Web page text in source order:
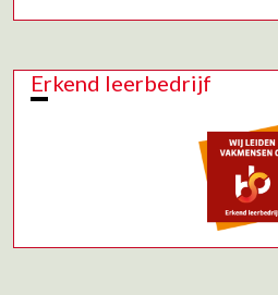
Erkend leerbedrijf